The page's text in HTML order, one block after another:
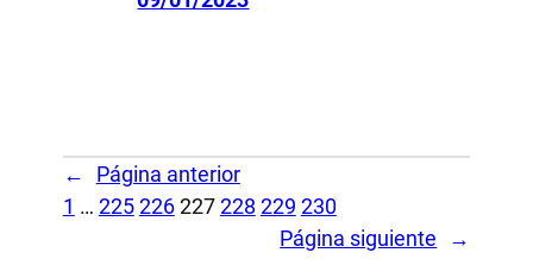
←
Página anterior
1 … 225 226 227 228 229 230
Página siguiente
→